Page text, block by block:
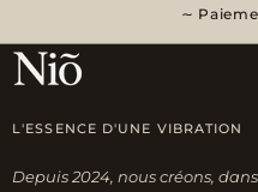
L'ESSENCE D'UNE VIBRATION
Depuis 2024, nous créons,